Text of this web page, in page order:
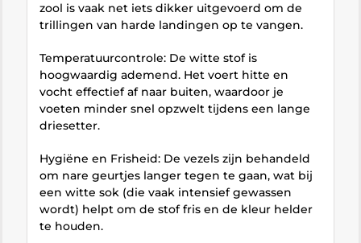
zool is vaak net iets dikker uitgevoerd om de
trillingen van harde landingen op te vangen.
Temperatuurcontrole: De witte stof is
hoogwaardig ademend. Het voert hitte en
vocht effectief af naar buiten, waardoor je
voeten minder snel opzwelt tijdens een lange
driesetter.
Hygiëne en Frisheid: De vezels zijn behandeld
om nare geurtjes langer tegen te gaan, wat bij
een witte sok (die vaak intensief gewassen
wordt) helpt om de stof fris en de kleur helder
te houden.